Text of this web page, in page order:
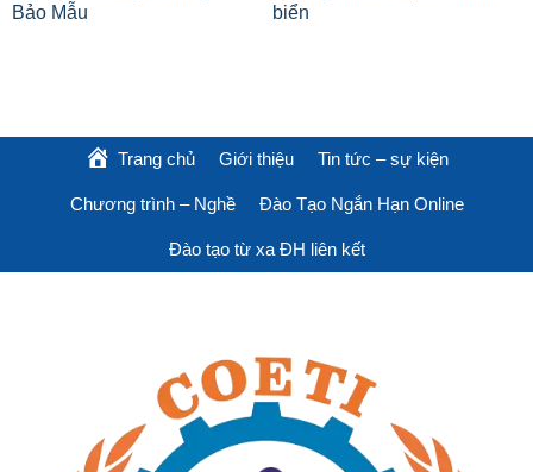
Bảo Mẫu
biển
Trang chủ Giới thiệu Tin tức – sự kiện
Chương trình – Nghề Đào Tạo Ngắn Hạn Online
Đào tạo từ xa ĐH liên kết